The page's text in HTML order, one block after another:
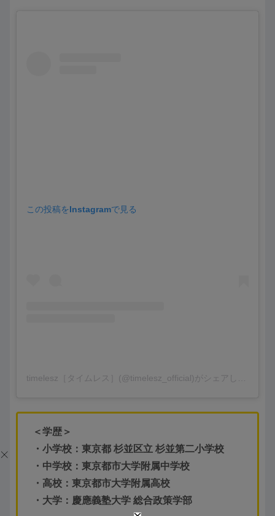
この投稿をInstagramで見る
timelesz［タイムレス］(@timelesz_official)がシェアした投稿
＜学歴＞
・小学校：東京都 杉並区立 杉並第二小学校
・中学校：東京都市大学附属中学校
・高校：東京都市大学附属高校
・大学：慶應義塾大学 総合政策学部